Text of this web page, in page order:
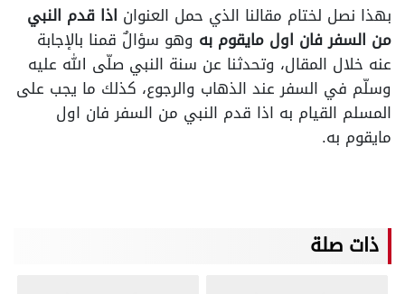
بهذا نصل لختام مقالنا الذي حمل العنوان اذا قدم النبي
من السفر فان اول مايقوم به وهو سؤالٌ قمنا بالإجابة
عنه خلال المقال، وتحدثنا عن سنة النبي صلّى الله عليه
وسلّم في السفر عند الذهاب والرجوع، كذلك ما يجب على
المسلم القيام به اذا قدم النبي من السفر فان اول
مايقوم به.
ذات صلة